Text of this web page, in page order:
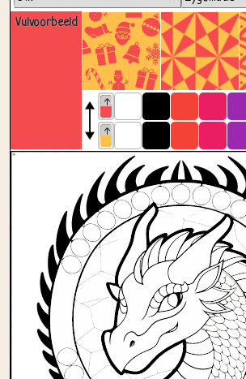
Vulvoorbeeld